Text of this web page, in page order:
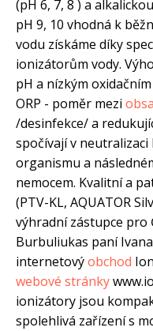
(pH 6, 7, 8 ) a
pH 9, 10 vhodná k
vodu získáme díky
ionizátorům vody.
pH a nízkým
ORP - poměr mezi
/desinfekce/ a
spočívají v
organismu a
nemocem. Kvalitní a
(PTV-KL, AQUATOR
výhradní zástupce pro
Burbuliukas paní
internetovýobchod
webové stránky
ionizátory jsou
spolehlivá zařízení s